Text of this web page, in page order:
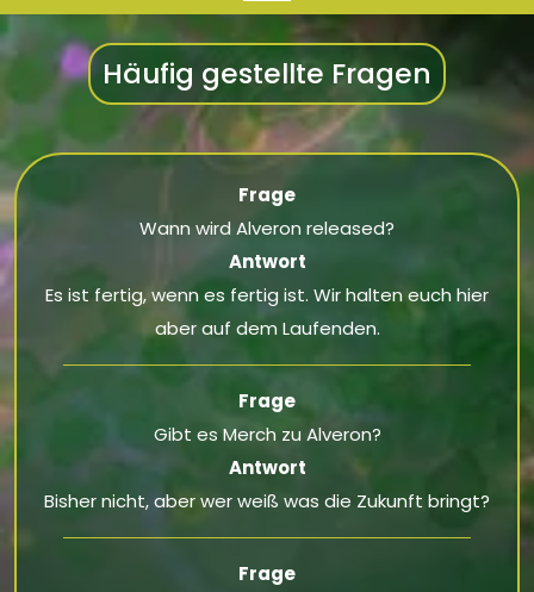
Häufig gestellte Fragen
Frage
Wann wird Alveron released?
Antwort
Es ist fertig, wenn es fertig ist. Wir halten euch hier
aber auf dem Laufenden.
Frage
Gibt es Merch zu Alveron?
Antwort
Bisher nicht, aber wer weiß was die Zukunft bringt?
Frage